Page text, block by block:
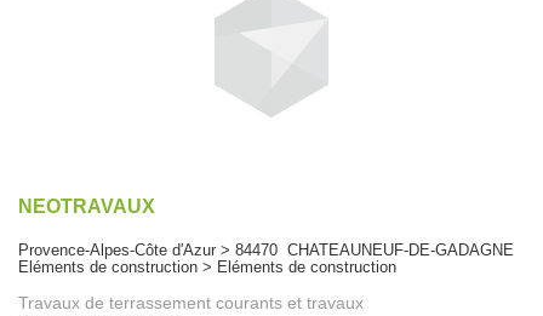
NEOTRAVAUX
Provence-Alpes-Côte d'Azur > 84470 CHATEAUNEUF-DE-GADAGNE
Eléments de construction > Eléments de construction
Travaux de terrassement courants et travaux